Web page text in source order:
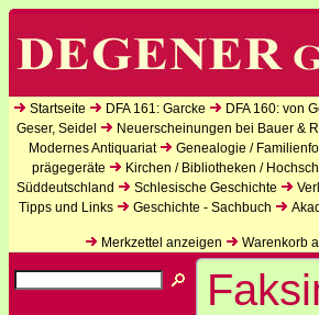
Startseite DFA 161: Garcke DFA 160: von
Geser, Seidel
Neuerscheinungen bei Bauer &
Modernes Antiquariat
Genealogie /
prägegeräte
Kirchen / Bibliotheken /
Süddeutschland
Schlesische Geschichte
Tipps und Links
Geschichte - Sachbuch
Merkzettel anzeigen
Warenkorb